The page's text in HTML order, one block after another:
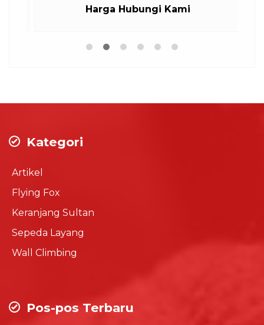
Harga Hubungi Kami
Kategori
Artikel
Flying Fox
Keranjang Sultan
Sepeda Layang
Wall Climbing
Pos-pos Terbaru